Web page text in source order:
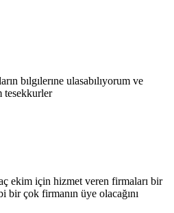
bılgılerıne ulasabılıyorum ve
tesekkurler
ekim için hizmet veren firmaları bir
çok firmanın üye olacağını